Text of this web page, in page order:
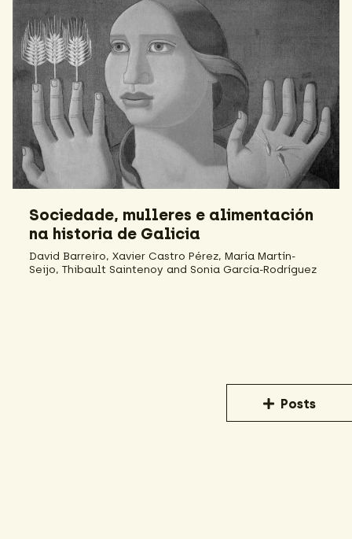
Sociedade, mulleres e alimentación
na historia de Galicia
David Barreiro, Xavier Castro Pérez, María Martín-
Seijo, Thibault Saintenoy and Sonia García-Rodríguez
Posts